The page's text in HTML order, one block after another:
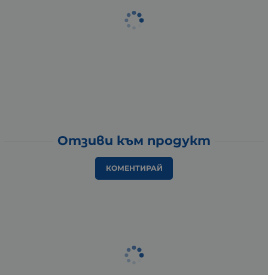
Отзиви към продукт
КОМЕНТИРАЙ